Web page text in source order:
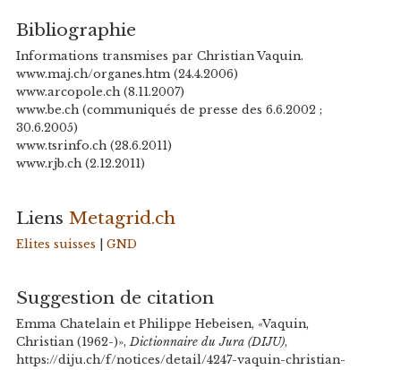
Bibliographie
Informations transmises par Christian Vaquin.
www.maj.ch/organes.htm (24.4.2006)
www.arcopole.ch (8.11.2007)
www.be.ch (communiqués de presse des 6.6.2002 ;
30.6.2005)
www.tsrinfo.ch (28.6.2011)
www.rjb.ch (2.12.2011)
Liens Metagrid.ch
Elites suisses GND
Suggestion de citation
Emma Chatelain et Philippe Hebeisen, «Vaquin,
Christian (1962-)»,Dictionnaire du Jura (DIJU),
https://diju.ch/f/notices/detail/4247-vaquin-christian-